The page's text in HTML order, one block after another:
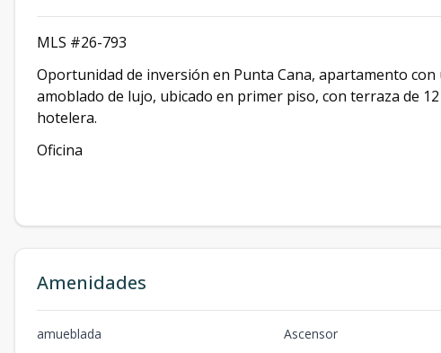
MLS #26-793
Oportunidad de inversión en Punta Cana, apartamento
amoblado de lujo, ubicado en primer piso, con terraza de
hotelera.
Oficina
Amenidades
amueblada Ascensor